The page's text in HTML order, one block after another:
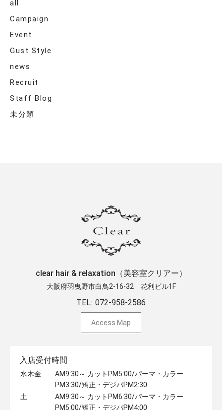
all
Campaign
Event
Gust Style
news
Recruit
Staff Blog
未分類
clear hair & relaxation（美容室クリアー）
大阪府羽曳野市白鳥2-16-32 ​花利ビル1F
TEL: 072-958-2586
Access Map
入店受付時間
水木金
AM9:30～ カットPM5:00/パーマ・カラー
PM3:30/矯正・デジパPM2:30
土
AM9:30～ カットPM6:30/パーマ・カラー
PM5:00/矯正・デジパPM4:00